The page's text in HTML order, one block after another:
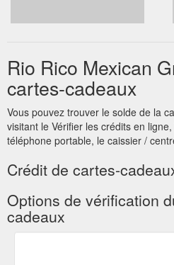
Rio Rico Mexican
cartes-cadeaux
Vous pouvez trouver le solde de la
visitant le Vérifier les crédits en
téléphone portable, le caissier /
Crédit de cartes-
Options de vérification
cadeaux